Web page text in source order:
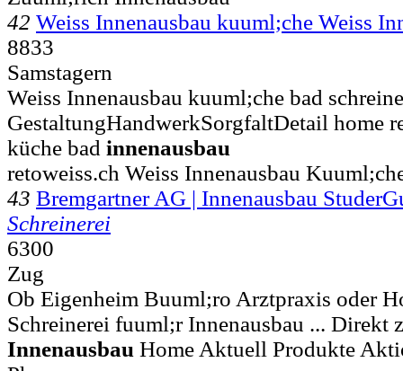
42 Weiss Innenausbau kuuml;che Weiss
8833
Samstagern
Weiss Innenausbau kuuml;che bad
GestaltungHandwerkSorgfaltDetail home
küche bad innenausbau
retoweiss.ch Weiss Innenausbau
43 Bremgartner AG | Innenausbau
Schreinerei
6300
Zug
Ob Eigenheim Buuml;ro Arztpraxis oder
Schreinerei fuuml;r Innenausbau ... Direkt
Innenausbau Home Aktuell Produkte